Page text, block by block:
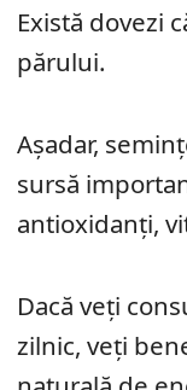
Există dovezi
părului.
Așadar,
sursă
antioxidanți,
Dacă veți
zilnic, veți